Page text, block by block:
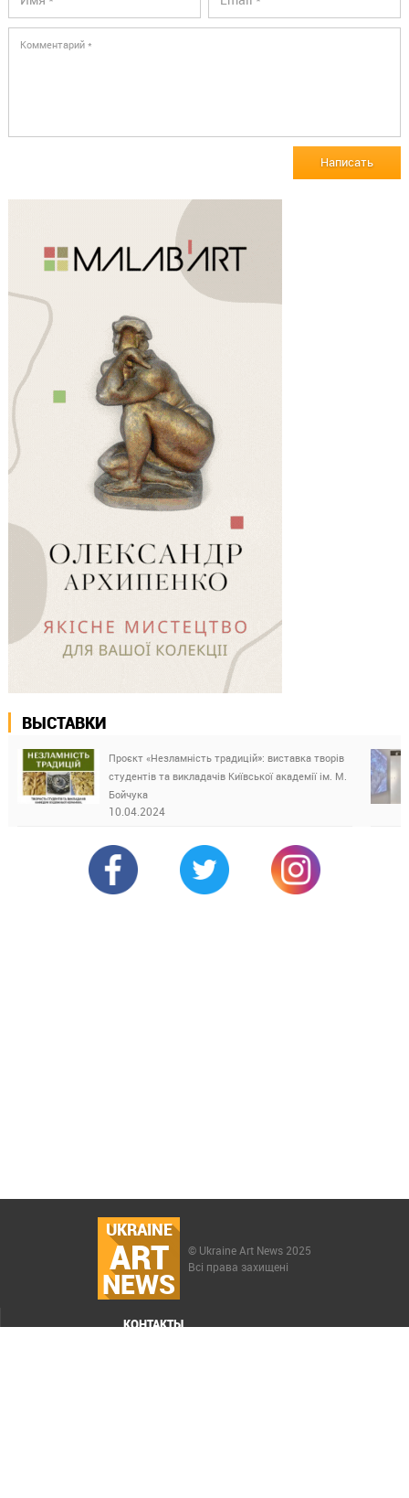
Написать
ВЫСТАВКИ
Проєкт «Незламність традицій»: виставка творів
студентів та викладачів Київської академії ім. М.
Бойчука
10.04.2024
UKRAINE
ART
NEWS
© Ukraine Art News 2025
Всі права захищені
КОНТАКТЫ